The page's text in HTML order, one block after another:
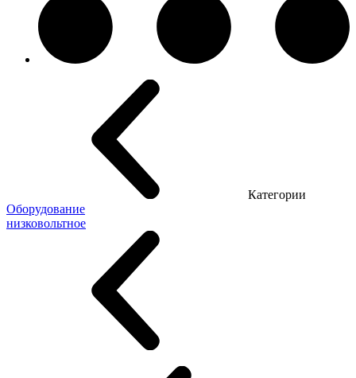
Категории
Оборудование
низковольтное